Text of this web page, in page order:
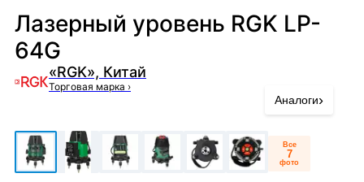
Лазерный уровень RGK LP-
64G
«RGK», Китай
Торговая марка ›
Все
7
фото
Аналоги›